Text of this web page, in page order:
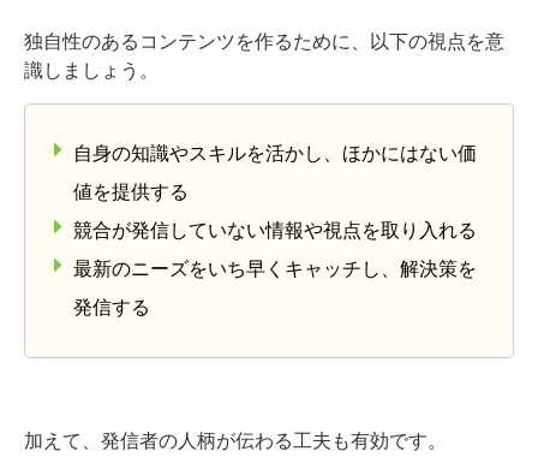
独自性のあるコンテンツを作るために、以下の視点を意
識しましょう。
自身の知識やスキルを活かし、ほかにはない価
値を提供する
競合が発信していない情報や視点を取り入れる
最新のニーズをいち早くキャッチし、解決策を
発信する
加えて、発信者の人柄が伝わる工夫も有効です。